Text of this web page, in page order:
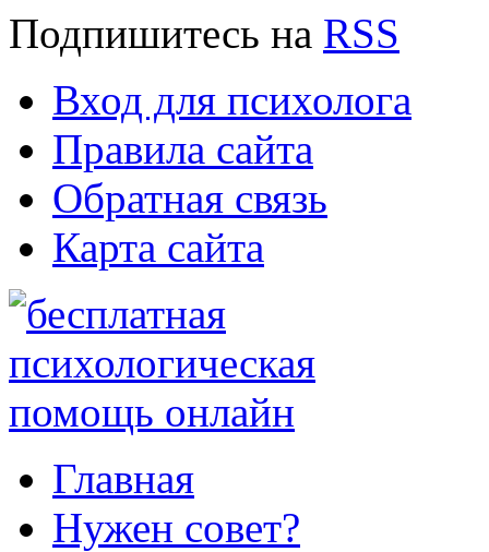
Подпишитесь на RSS
Вход для психолога
Правила сайта
Обратная связь
Карта сайта
Главная
Нужен совет?